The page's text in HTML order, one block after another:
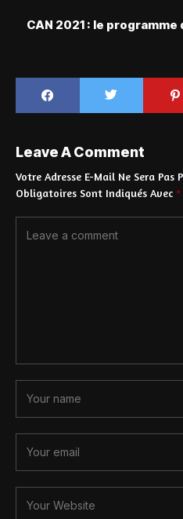
CAN 2021 : le
Leave A Comment
Votre Adresse E-Mail Ne Sera Pas
Obligatoires Sont Indiqués Avec *